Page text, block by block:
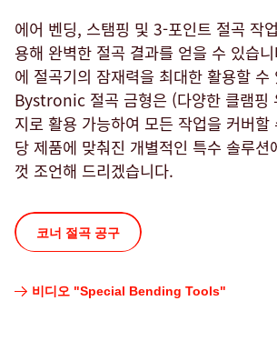
에어 벤딩, 스탬핑 및 3-포인트 절곡 작
용해 완벽한 절곡 결과를 얻을 수 있습
에 절곡기의 잠재력을 최대한 활용할 수
Bystronic 절곡 금형은 (다양한 클램핑
지로 활용 가능하여 모든 작업을 커버할
당 제품에 맞춰진 개별적인 특수 솔루션
껏 조언해 드리겠습니다.
코너 절곡 공구
비디오 "Special Bending Tools"